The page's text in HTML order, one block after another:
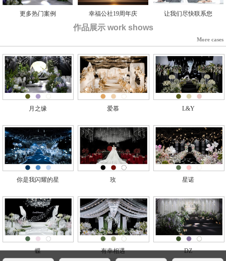
更多热门案例 幸福公社19周年庆 让我们尽快联系您
作品展示 work shows
More cases
月之缘 爱慕 L&Y
你是我闪耀的星 玫 星诺
蝶 有幸相遇 DZ